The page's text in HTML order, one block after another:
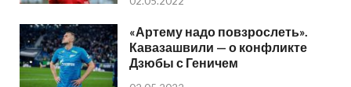
«Артему надо повзрослеть».
Кавазашвили — о конфликте
Дзюбы с Геничем